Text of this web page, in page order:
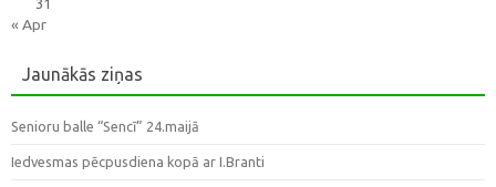
31
« Apr
Jaunākās ziņas
Senioru balle “Sencī” 24.maijā
Iedvesmas pēcpusdiena kopā ar I.Branti